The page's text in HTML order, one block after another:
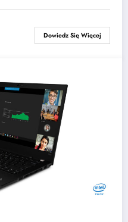
Dowiedz Się Więcej